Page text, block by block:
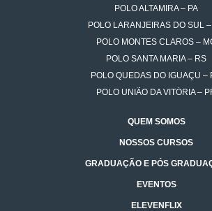
POLO ALTAMIRA – PA
POLO LARANJEIRAS DO SUL
POLO MONTES CLAROS –
POLO SANTA MARIA – RS
POLO QUEDAS DO IGUAÇU –
POLO UNIÃO DA VITÓRIA –
QUEM SOMOS
NOSSOS CURSOS
GRADUAÇÃO E PÓS
EVENTOS
ELEVENFLIX